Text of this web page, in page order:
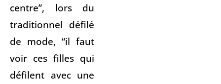
centre”, lors du
traditionnel défilé
de mode, “il faut
voir ces filles qui
défilent avec une